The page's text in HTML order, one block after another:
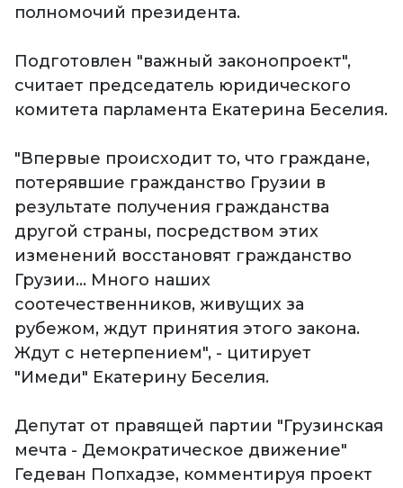
полномочий президента.
Подготовлен "важный законопроект",
считает председатель юридического
комитета парламента Екатерина Беселия.
"Впервые происходит то, что граждане,
потерявшие гражданство Грузии в
результате получения гражданства
другой страны, посредством этих
изменений восстановят гражданство
Грузии... Много наших
соотечественников, живущих за
рубежом, ждут принятия этого закона.
Ждут с нетерпением", - цитирует
"Имеди" Екатерину Беселия.
Депутат от правящей партии "Грузинская
мечта - Демократическое движение"
Гедеван Попхадзе, комментируя проект